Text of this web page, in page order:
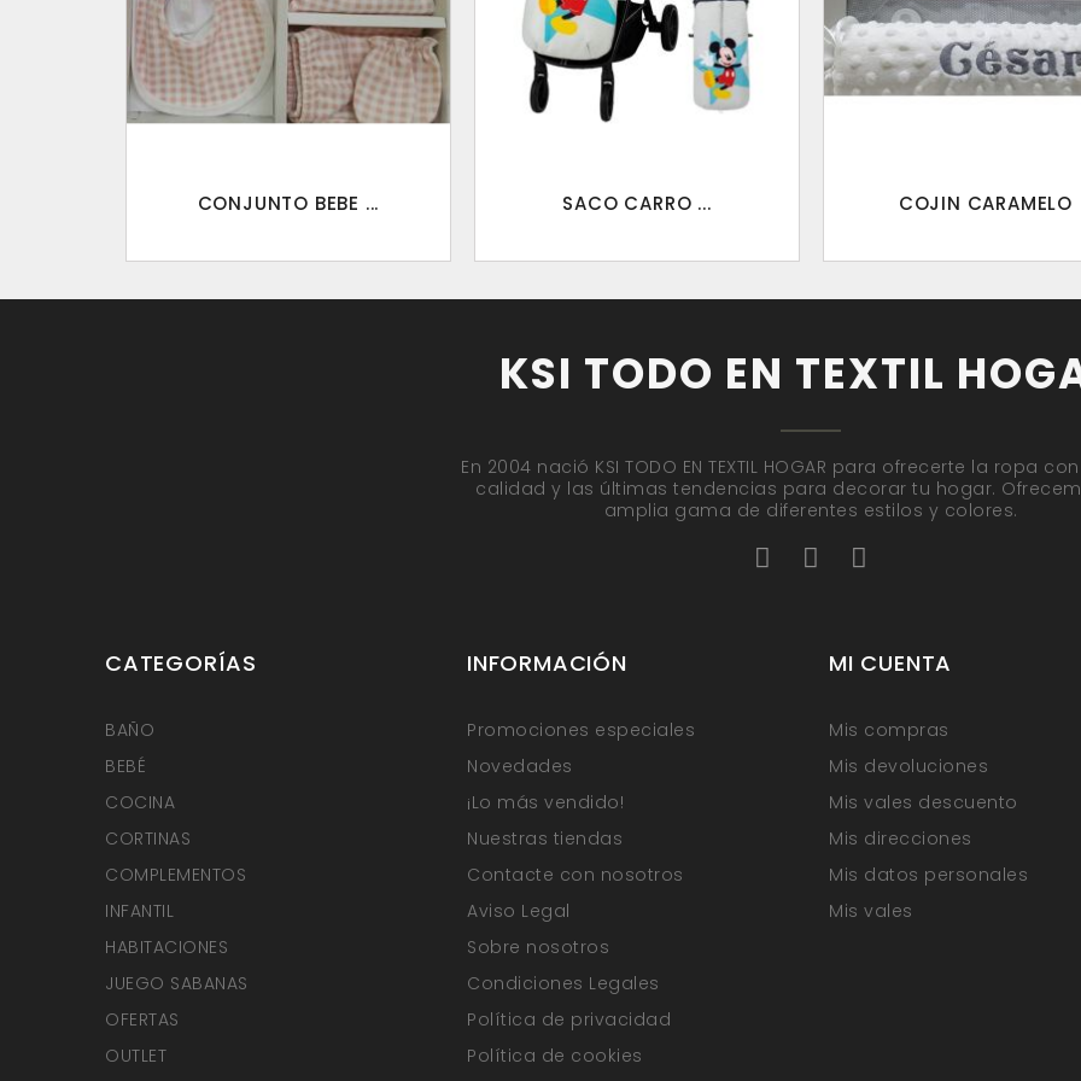
CONJUNTO BEBE ... SACO CARRO ... COJIN CARAMELO
KSI TODO EN TEXTIL
En 2004 nació KSI TODO EN TEXTIL HOGAR para ofrecerte la ropa
calidad y las últimas tendencias para decorar tu hogar.
amplia gama de diferentes estilos y colores.
CATEGORÍAS
BAÑO
BEBÉ
COCINA
CORTINAS
COMPLEMENTOS
INFANTIL
HABITACIONES
JUEGO SABANAS
OFERTAS
OUTLET
INFORMACIÓN
Promociones especiales
Novedades
¡Lo más vendido!
Nuestras tiendas
Contacte con nosotros
Aviso Legal
Sobre nosotros
Condiciones Legales
Política de privacidad
Política de cookies
MI CUENTA
Mis compras
Mis devoluciones
Mis vales descuento
Mis direcciones
Mis datos personales
Mis vales